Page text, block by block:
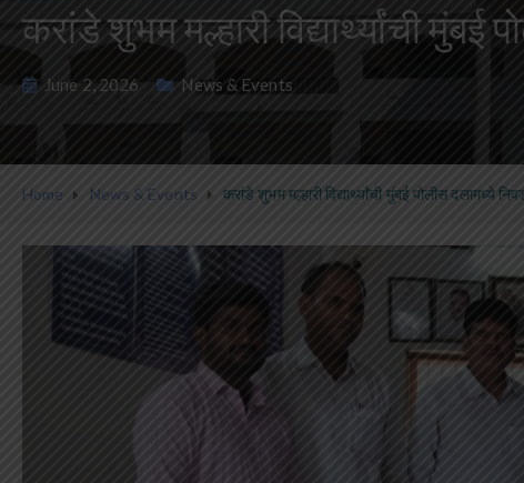
करांडे शुभम मल्हारी विद्यार्थ्यांची मुंबई
June 2, 2026 News & Events
Home News & Events करांडे शुभम मल्हारी विद्यार्थ्यांची मुंबई पोलीस दलामध्ये